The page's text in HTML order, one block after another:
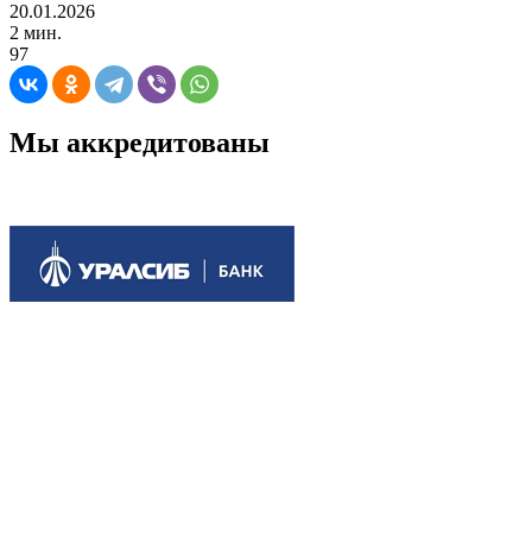
20.01.2026
2 мин.
97
Мы аккредитованы